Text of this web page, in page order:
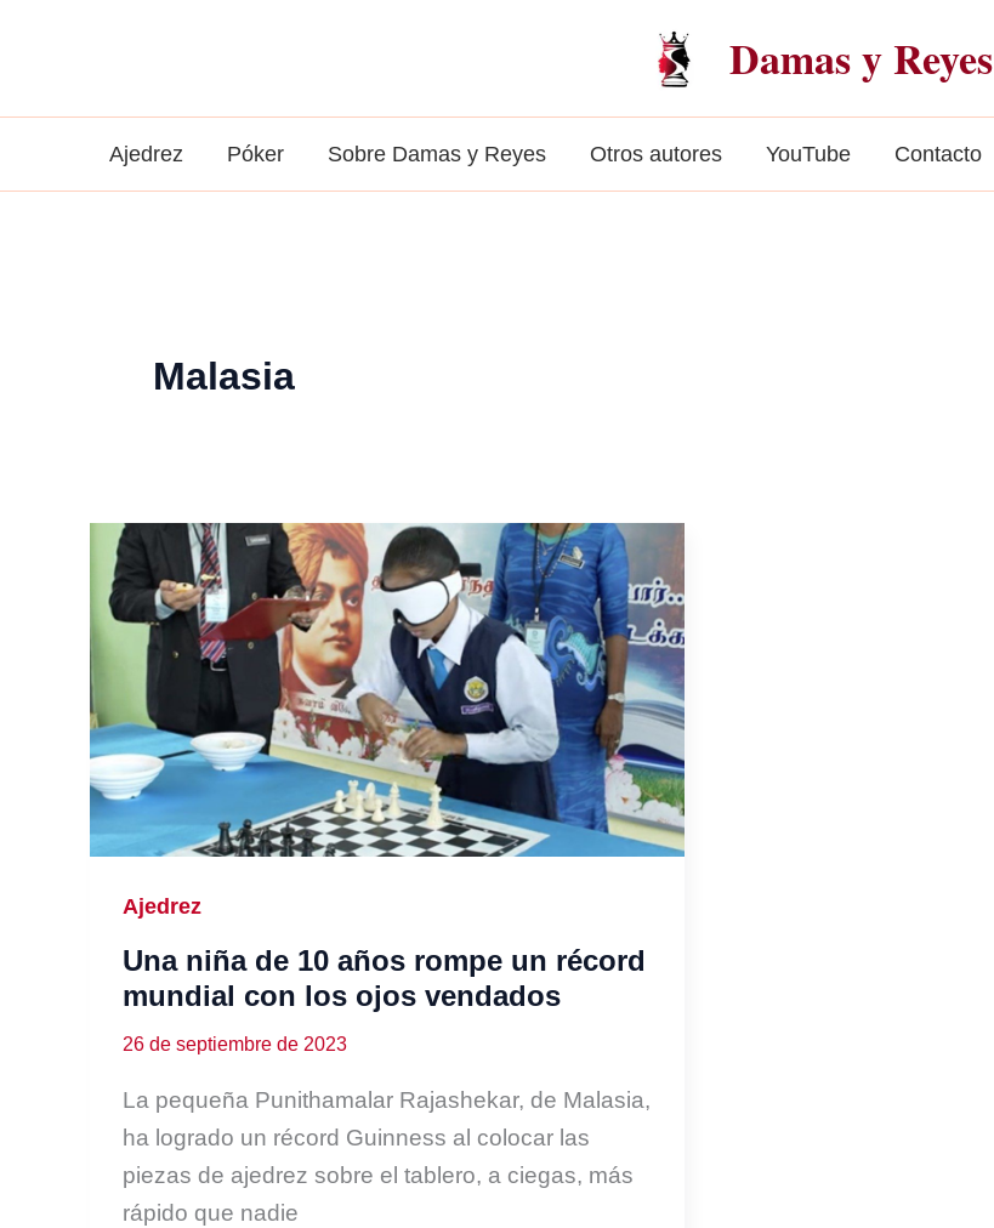
Damas y Reyes
Ajedrez Póker Sobre Damas y Reyes Otros autores YouTube Contacto
Malasia
Ajedrez
Una niña de 10 años rompe un récord
mundial con los ojos vendados
26 de septiembre de 2023
La pequeña Punithamalar Rajashekar, de Malasia,
ha logrado un récord Guinness al colocar las
piezas de ajedrez sobre el tablero, a ciegas, más
rápido que nadie